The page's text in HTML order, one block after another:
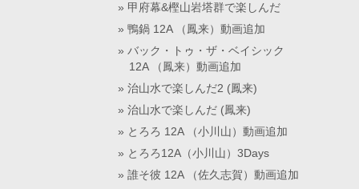
甲府幕&樫山岩塔群で楽しんだ
鴨鍋 12A （鳳来）動画追加
バック・トゥ・ザ・ベイシック
12A （鳳来）動画追加
治山水で楽しんだ2 (鳳来)
治山水で楽しんだ (鳳来)
とろろ 12A （小川山）動画追加
とろろ12A（小川山）3Days
誰そ彼 12A （佐久志賀）動画追加